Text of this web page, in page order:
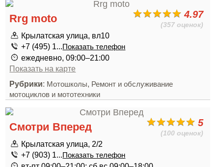
4.97
(357 оценок)
Rrg moto
Крылатская улица, вл10
+7 (495) 1...Показать телефон
ежедневно, 09:00–21:00
Показать на карте
Рубрики: Мотошколы, Ремонт и обслуживание
мотоциклов и мототехники
5
(100 оценок)
Смотри Вперед
Крылатская улица, 2/2
+7 (903) 1...Показать телефон